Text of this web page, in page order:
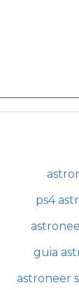
ps4
guia
astroneer